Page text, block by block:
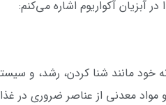
آبزیان آکواریوم اشاره می‌کنم:
خود مانند شنا کردن، رشد، و
مواد معدنی از عناصر ضروری در